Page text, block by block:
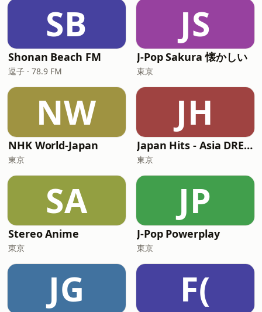
SB
Shonan Beach FM
逗子 · 78.9 FM
JS
J-Pop Sakura 懐かしい
東京
NW
NHK World-Japan
東京
JH
Japan Hits - Asia DREAM Radio
東京
SA
Stereo Anime
東京
JP
J-Pop Powerplay
東京
JG F(